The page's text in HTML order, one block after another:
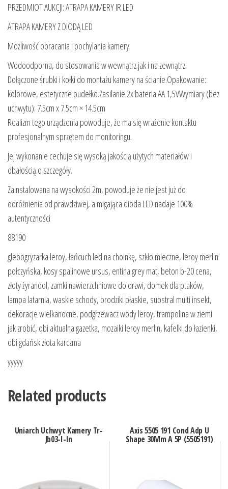
PRZEDMIOT AUKCJI: ATRAPA KAMERY IR LED
ATRAPA KAMERY Z DIODĄ LED
Możliwość obracania i pochylania kamery
Wodoodporna, do stosowania w wewnątrz jak i na zewnątrz
Dołączone śrubki i kołki do montażu kamery na ścianie.Opakowanie:
kolorowe, estetyczne pudełko.Zasilanie 2x bateria AA 1,5VWymiary (bez
uchwytu): 7.5cm x 7.5cm × 14.5cm
Realizm tego urządzenia powoduje, że ma się wrażenie kontaktu
profesjonalnym sprzętem do monitoringu.
Jej wykonanie cechuje się wysoką jakością użytych materiałów i
dbałością o szczegóły.
Zainstalowana na wysokości 2m, powoduje że nie jest już do
odróżnienia od prawdziwej, a migająca dioda LED nadaje 100%
autentyczności
88190
glebogryzarka leroy, łańcuch led na choinkę, szkło mleczne, leroy merlin
połczyńska, kosy spalinowe ursus, entina grey mat, beton b-20 cena,
złoty żyrandol, zamki nawierzchniowe do drzwi, domek dla ptaków,
lampa latarnia, waskie schody, brodziki płaskie, substral multi insekt,
dekoracje wielkanocne, podgrzewacz wody leroy, trampolina w ziemi
jak zrobić, obi aktualna gazetka, mozaiki leroy merlin, kafelki do łazienki,
obi gdańsk złota karczma
yyyyy
Related products
Uniarch Uchwyt Kamery Tr-
Jb03-I-In
Axis 5505 191 Cond Adp U
Shape 30Mm A 5P (5505191)